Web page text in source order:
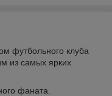
футбольного клуба
из самых ярких
фаната.